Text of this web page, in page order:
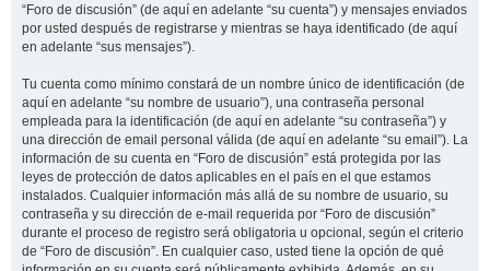
“Foro de discusión” (de aquí en adelante “su cuenta”) y mensajes enviados
por usted después de registrarse y mientras se haya identificado (de aquí
en adelante “sus mensajes”).
Tu cuenta como mínimo constará de un nombre único de identificación (de
aquí en adelante “su nombre de usuario”), una contraseña personal
empleada para la identificación (de aquí en adelante “su contraseña”) y
una dirección de email personal válida (de aquí en adelante “su email”). La
información de su cuenta en “Foro de discusión” está protegida por las
leyes de protección de datos aplicables en el país en el que estamos
instalados. Cualquier información más allá de su nombre de usuario, su
contraseña y su dirección de e-mail requerida por “Foro de discusión”
durante el proceso de registro será obligatoria u opcional, según el criterio
de “Foro de discusión”. En cualquier caso, usted tiene la opción de qué